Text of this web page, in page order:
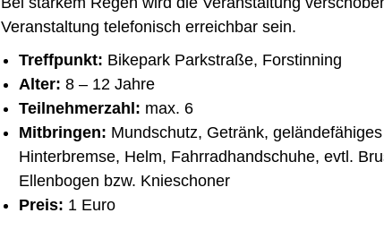
Veranstaltung telefonisch erreichbar sein.
Treffpunkt: Bikepark Parkstraße, Forstinning
Alter: 8 – 12 Jahre
Teilnehmerzahl: max. 6
Mitbringen: Mundschutz, Getränk,
Hinterbremse, Helm, Fahrradhandschuhe, evtl.
Ellenbogen bzw. Knieschoner
Preis: 1 Euro